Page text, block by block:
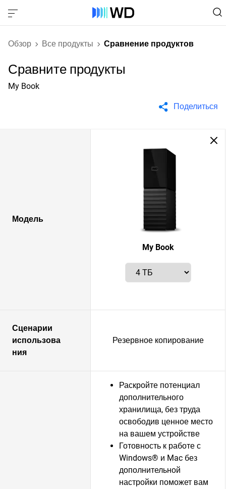
Обзор Все продукты Сравнение продуктов
Сравните продукты
My Book
Поделиться
Модель
My Book
Сценарии
использова
ния
Резервное копирование
Раскройте потенциал
дополнительного
хранилища, без труда
освободив ценное место
на вашем устройстве
Готовность к работе с
Windows® и Mac без
дополнительной
настройки поможет вам